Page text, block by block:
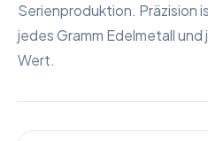
Serienproduktion. Präzision
jedes Gramm Edelmetall
Wert.